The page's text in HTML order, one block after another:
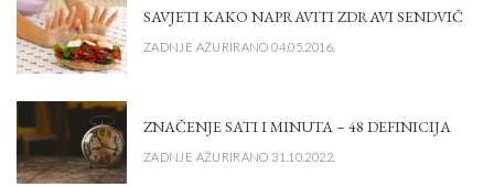
SAVJETI KAKO NAPRAVITI ZDRAVI SENDVIČ
ZADNJE AŽURIRANO 04.05.2016.
ZNAČENJE SATI I MINUTA – 48 DEFINICIJA
ZADNJE AŽURIRANO 31.10.2022.